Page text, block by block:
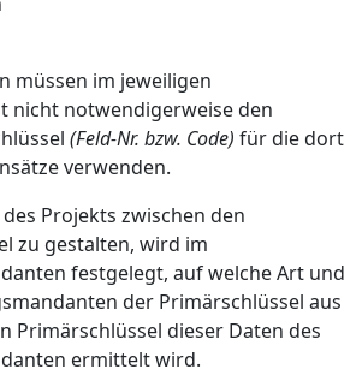
müssen im jeweiligen
nicht notwendigerweise den
(Feld-Nr. bzw. Code) für die dort
verwenden.
Projekts zwischen den
zu gestalten, wird im
festgelegt, auf welche Art und
der Primärschlüssel aus
Primärschlüssel dieser Daten des
ermittelt wird.